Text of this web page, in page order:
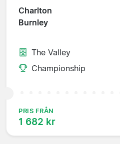
Charlton
Burnley
The Valley
Championship
PRIS FRÅN
1 682 kr